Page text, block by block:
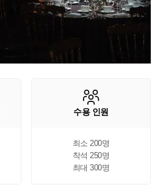
수용 인원
최소 200명
착석 250명
최대 300명